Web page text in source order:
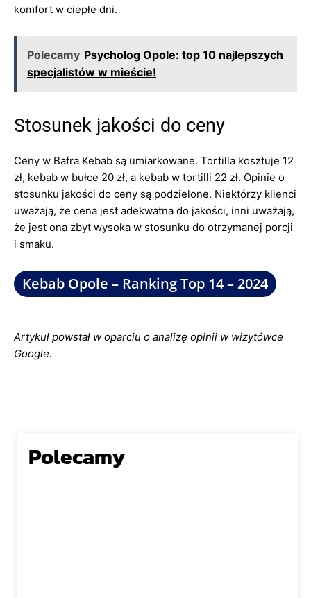
komfort w ciepłe dni.
Polecamy Psycholog Opole: top 10 najlepszych
specjalistów w mieście!
Stosunek jakości do ceny
Ceny w Bafra Kebab są umiarkowane. Tortilla kosztuje 12
zł, kebab w bułce 20 zł, a kebab w tortilli 22 zł. Opinie o
stosunku jakości do ceny są podzielone. Niektórzy klienci
uważają, że cena jest adekwatna do jakości, inni uważają,
że jest ona zbyt wysoka w stosunku do otrzymanej porcji
i smaku.
Kebab Opole – Ranking Top 14 – 2024
Artykuł powstał w oparciu o analizę opinii w wizytówce
Google.
Polecamy